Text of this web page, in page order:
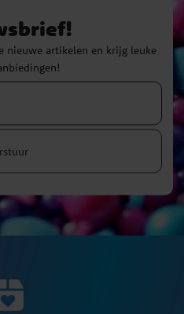
nieuwe artikelen en krijg leuke